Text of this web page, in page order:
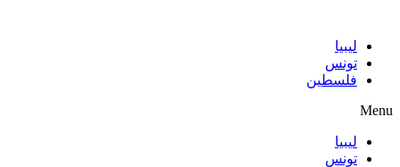
contentليبيا
تونس
فلسطين
Menu
ليبيا
تونس